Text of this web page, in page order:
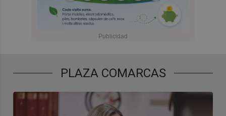
PLAZA COMARCAS